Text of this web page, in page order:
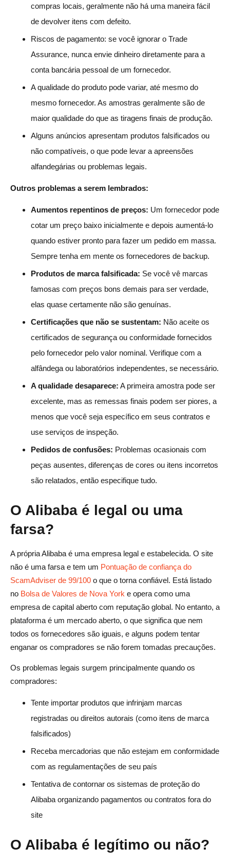
compras locais, geralmente não há uma maneira fácil
de devolver itens com defeito.
Riscos de pagamento: se você ignorar o Trade
Assurance, nunca envie dinheiro diretamente para a
conta bancária pessoal de um fornecedor.
A qualidade do produto pode variar, até mesmo do
mesmo fornecedor. As amostras geralmente são de
maior qualidade do que as tiragens finais de produção.
Alguns anúncios apresentam produtos falsificados ou
não compatíveis, o que pode levar a apreensões
alfandegárias ou problemas legais.
Outros problemas a serem lembrados:
Aumentos repentinos de preços: Um fornecedor pode
cotar um preço baixo inicialmente e depois aumentá-lo
quando estiver pronto para fazer um pedido em massa.
Sempre tenha em mente os fornecedores de backup.
Produtos de marca falsificada: Se você vê marcas
famosas com preços bons demais para ser verdade,
elas quase certamente não são genuínas.
Certificações que não se sustentam: Não aceite os
certificados de segurança ou conformidade fornecidos
pelo fornecedor pelo valor nominal. Verifique com a
alfândega ou laboratórios independentes, se necessário.
A qualidade desaparece: A primeira amostra pode ser
excelente, mas as remessas finais podem ser piores, a
menos que você seja específico em seus contratos e
use serviços de inspeção.
Pedidos de confusões: Problemas ocasionais com
peças ausentes, diferenças de cores ou itens incorretos
são relatados, então especifique tudo.
O Alibaba é legal ou uma
farsa?
A própria Alibaba é uma empresa legal e estabelecida. O site
não é uma farsa e tem um Pontuação de confiança do
ScamAdviser de 99/100 o que o torna confiável. Está listado
no Bolsa de Valores de Nova York e opera como uma
empresa de capital aberto com reputação global. No entanto, a
plataforma é um mercado aberto, o que significa que nem
todos os fornecedores são iguais, e alguns podem tentar
enganar os compradores se não forem tomadas precauções.
Os problemas legais surgem principalmente quando os
compradores:
Tente importar produtos que infrinjam marcas
registradas ou direitos autorais (como itens de marca
falsificados)
Receba mercadorias que não estejam em conformidade
com as regulamentações de seu país
Tentativa de contornar os sistemas de proteção do
Alibaba organizando pagamentos ou contratos fora do
site
O Alibaba é legítimo ou não?